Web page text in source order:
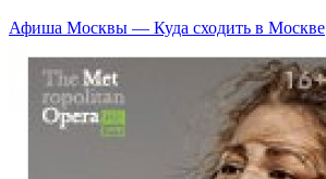
Афиша Москвы — Куда сходить в Москве